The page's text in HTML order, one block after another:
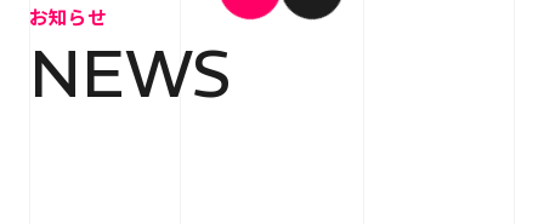
NEWS お知らせ
お知らせ
NEWS